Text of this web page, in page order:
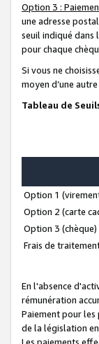
Option 3 :
une adresse
seuil indiqué dans
pour chaque
Si vous ne
moyen d’une
Tableau de
Option 1
Option 2 (carte
Option 3 (chèque)
Frais de
En l'absence
rémunération
Paiement pour les
de la législation
Les paiements